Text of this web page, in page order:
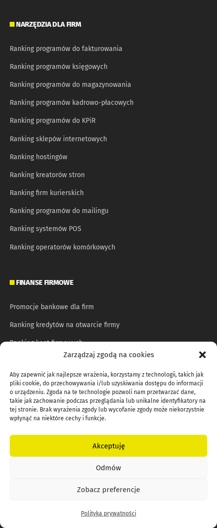
Zarządzaj zgodą na cookies
Aby zapewnić jak najlepsze wrażenia, korzystamy z technologii, takich jak
pliki cookie, do przechowywania i/lub uzyskiwania dostępu do informacji
o urządzeniu. Zgoda na te technologie pozwoli nam przetwarzać dane,
takie jak zachowanie podczas przeglądania lub unikalne identyfikatory na
tej stronie. Brak wyrażenia zgody lub wycofanie zgody może niekorzystnie
wpłynąć na niektóre cechy i funkcje.
Akceptuję
Odmów
Zobacz preferencje
Polityka prywatności
NARZĘDZIA DLA FIRM
Ranking programów do fakturowania
Ranking programów księgowych
Ranking programów do magazynowania
Ranking programów kadrowo-płacowych
Ranking programów do KPiR
Ranking sklepów internetowych
Ranking hostingów
Ranking kreatorów stron
Ranking firm kurierskich
Ranking programów do mailingu
Ranking systemów POS
Ranking operatorów komórkowych
FINANSE FIRMOWE
Promocje bankowe dla firm
Ranking kredytów na otwarcie firmy
Ranking kont firmowych
Ranking kont dla spółek
Ranking kredytów dla firm
Ranking pożyczek dla firm
Ranking terminali płatniczych
Ranking płatności online
Drukarki do małej firmy